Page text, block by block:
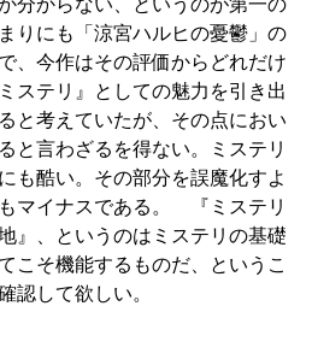
分からない、というのが第一の
りにも「涼宮ハルヒの憂鬱」の
、今作はその評価からどれだけ
ステリ』としての魅力を引き出
と考えていたが、その点におい
と言わざるを得ない。ミステリ
も酷い。その部分を誤魔化すよ
マイナスである。 『ミステリ
』、というのはミステリの基礎
こそ機能するものだ、というこ
認して欲しい。